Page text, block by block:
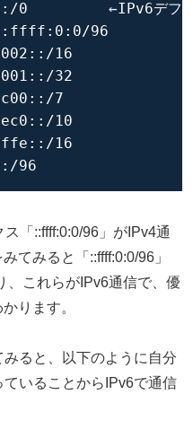
←IPv6デフォ
96
16
32
7
10
16
96
「::ffff:0:0/96」がIPv4通
てみると「::ffff:0:0/96」
、これらがIPv6通信で、優
ります。
ると、以下のように自分
いることからIPv6で通信